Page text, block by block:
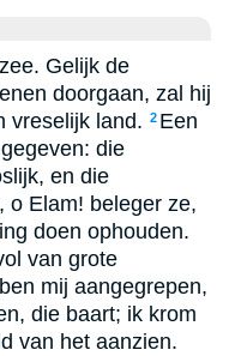
Gelijk de
doorgaan, zal hij
vreselijk land. 2 Een
die
en die
o Elam! beleger ze,
doen ophouden.
van grote
mij aangegrepen,
die baart; ik krom
van het aanzien.